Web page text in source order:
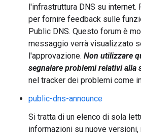
l'infrastruttura DNS su internet.
per fornire feedback sulle
Public DNS. Questo forum è
messaggio verrà visualizzato
l'approvazione. Non utilizzare
segnalare problemi relativi alla
nel tracker dei problemi come
public-dns-announce
Si tratta di un elenco di sola
informazioni su nuove